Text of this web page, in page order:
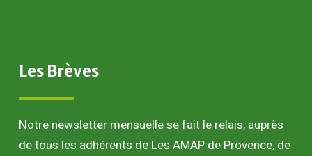
Les Brèves
Notre newsletter mensuelle se fait le relais, auprès
de tous les adhérents de Les AMAP de Provence, de